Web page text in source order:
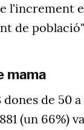
l'increment
de
mama
de 50
(un 66%)